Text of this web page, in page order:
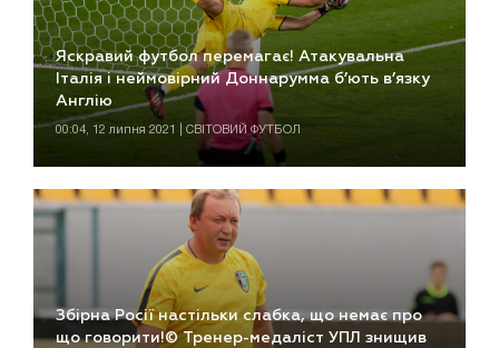
Яскравий футбол перемагає! Атакувальна
Італія і неймовірний Доннарумма б’ють в’язку
Англію
00:04, 12 липня 2021 | СВІТОВИЙ ФУТБОЛ
Збірна Росії настільки слабка, що немає про
що говорити!© Тренер-медаліст УПЛ знищив